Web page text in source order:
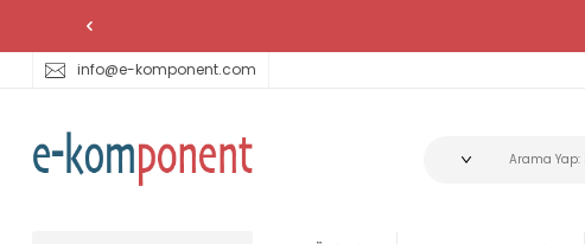
info@e-komponent.com